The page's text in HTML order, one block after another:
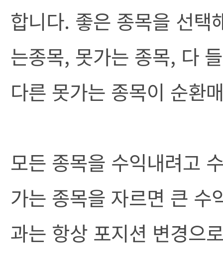
합니다. 좋은 종목을 선택
는종목, 못가는 종목, 다
다른 못가는 종목이 순환
모든 종목을 수익내려고
가는 종목을 자르면 큰 수
과는 항상 포지션 변경으